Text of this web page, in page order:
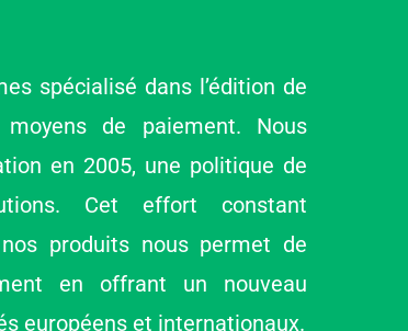
spécialisé dans l’édition de
de paiement. Nous
en 2005, une politique de
Cet effort constant
produits nous permet de
en offrant un nouveau
européens et internationaux.